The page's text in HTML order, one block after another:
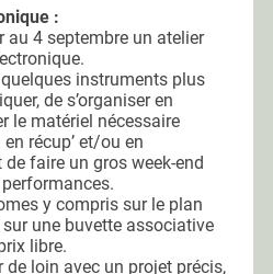
:
au 4 septembre un atelier
quelques instruments plus
de s’organiser en
le matériel nécessaire
récup’ et/ou en
faire un gros week-end
y compris sur le plan
une buvette associative
libre.
de loin avec un projet précis,